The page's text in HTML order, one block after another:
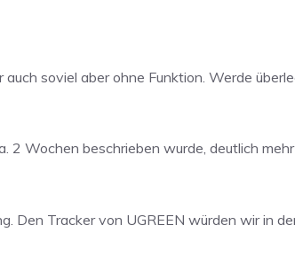
soviel aber ohne Funktion. Werde
2 Wochen beschrieben wurde, deutlich
Den Tracker von UGREEN würden wir in